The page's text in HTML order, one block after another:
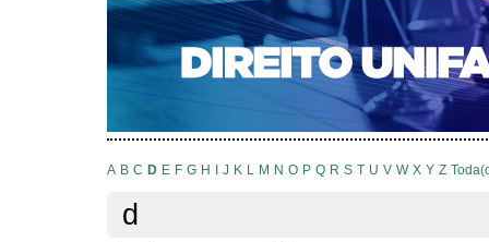
CAPA SOBRE ACESSO CADASTRO
NOTÍCIAS
EDIÇÕES DE Nº 1 A 100 WEBMAIL
Capa>Pesquisa> Índice de autores
Índice de autores
A B C D E F G H J K L M N O P Q R S T U V W X Y Z
d